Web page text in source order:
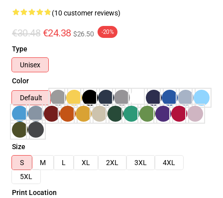
(10 customer reviews)
€30.48 €24.38 $26.50 -20%
Type
Unisex
Color
Default
Size
S
M L XL 2XL 3XL
4XL
5XL
Print Location